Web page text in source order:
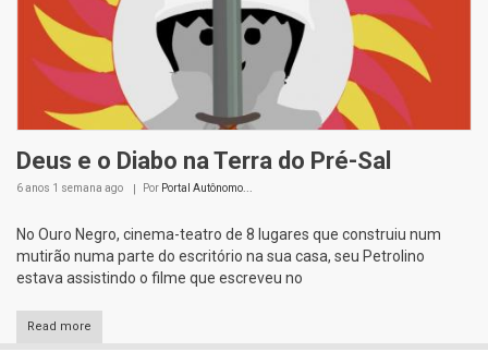
Deus e o Diabo na Terra do Pré-Sal
6 anos 1 semana ago Por Portal Autônomo...
No Ouro Negro, cinema-teatro de 8 lugares que construiu num
mutirão numa parte do escritório na sua casa, seu Petrolino
estava assistindo o filme que escreveu no
Read more